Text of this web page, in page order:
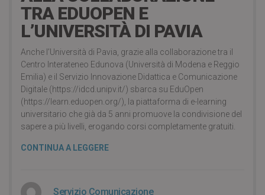
TRA EDUOPEN E
L’UNIVERSITÀ DI PAVIA
Anche l’Università di Pavia, grazie alla collaborazione tra il
Centro Interateneo Edunova (Università di Modena e Reggio
Emilia) e il Servizio Innovazione Didattica e Comunicazione
Digitale (https://idcd.unipv.it/) sbarca su EduOpen
(https://learn.eduopen.org/), la piattaforma di e-learning
universitario che già da 5 anni promuove la condivisione del
sapere a più livelli, erogando corsi completamente gratuiti.
CONTINUA A LEGGERE
Servizio Comunicazione